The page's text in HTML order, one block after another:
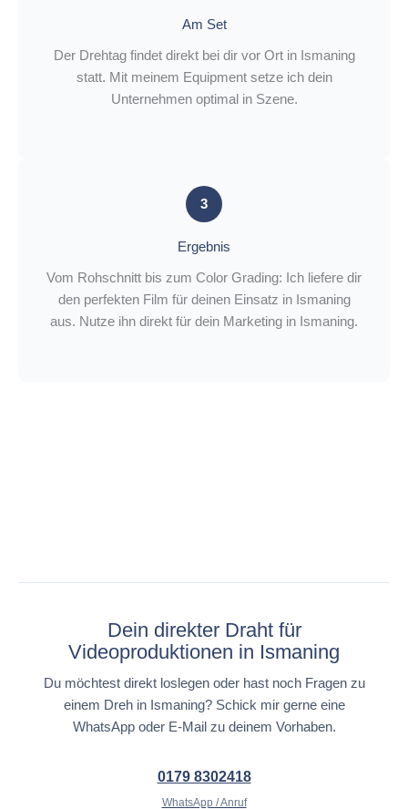
Am Set
Der Drehtag findet direkt bei dir vor Ort in Ismaning
statt. Mit meinem Equipment setze ich dein
Unternehmen optimal in Szene.
3
Ergebnis
Vom Rohschnitt bis zum Color Grading: Ich liefere dir
den perfekten Film für deinen Einsatz in Ismaning
aus. Nutze ihn direkt für dein Marketing in Ismaning.
Dein direkter Draht für
Videoproduktionen in Ismaning
Du möchtest direkt loslegen oder hast noch Fragen zu
einem Dreh in Ismaning? Schick mir gerne eine
WhatsApp oder E-Mail zu deinem Vorhaben.
0179 8302418
WhatsApp / Anruf